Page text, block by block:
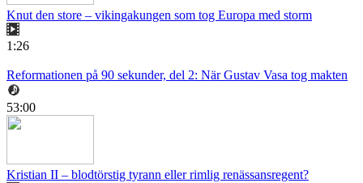
Knut den store – vikingakungen som tog Europa med storm
1:26
Reformationen på 90 sekunder, del 2: När Gustav Vasa tog makten
53:00
Kristian II – blodtörstig tyrann eller rimlig renässansregent?